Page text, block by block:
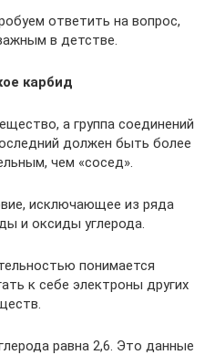
ответить на вопрос,
в детстве.
карбид
а группа соединений
должен быть более
чем «сосед».
исключающее из ряда
и оксиды углерода.
понимается
к себе электроны других
равна 2,6. Это данные